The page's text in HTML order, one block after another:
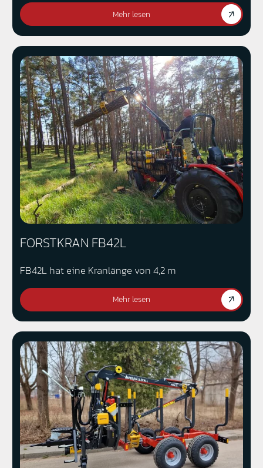
Mehr lesen
FORSTKRAN FB42L
FB42L hat eine Kranlänge von 4,2 m
Mehr lesen